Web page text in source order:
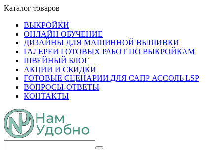
Каталог товаров
ВЫКРОЙКИ
ОНЛАЙН ОБУЧЕНИЕ
ДИЗАЙНЫ ДЛЯ МАШИННОЙ ВЫШИВКИ
ГАЛЕРЕИ ГОТОВЫХ РАБОТ ПО ВЫКРОЙКАМ
ШВЕЙНЫЙ БЛОГ
АКЦИИ И СКИДКИ
ГОТОВЫЕ СЦЕНАРИИ ДЛЯ САПР АССОЛЬ LSP
ВОПРОСЫ-ОТВЕТЫ
КОНТАКТЫ